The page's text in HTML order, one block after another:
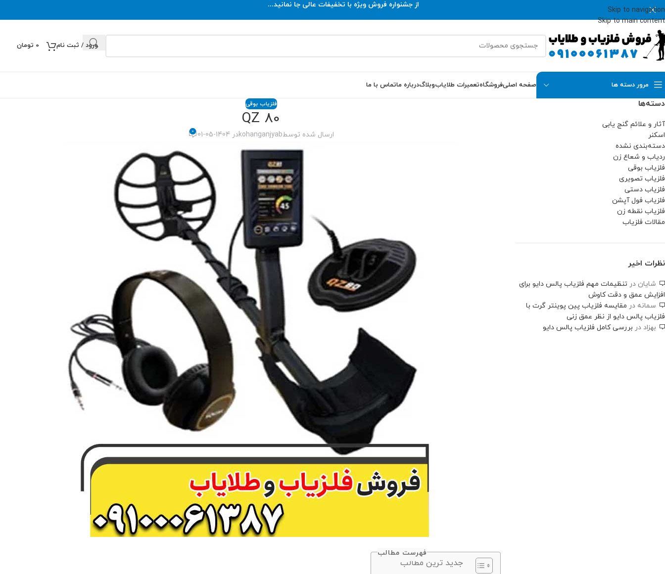
Skip to navigation
Skip to main content
از جشنواره فروش ویژه با تخفیفات عالی جا نمانید...
ورود / ثبت نام 0 تومان
مرور دسته ها صفحه اصلیفروشگاهتعمیرات طلایابوبلاگدرباره ماتماس با ما
دسته‌ها
آثار و علائم گنج یابی
اسکنر
دسته‌بندی نشده
ردیاب و شعاع زن
فلزیاب بوقی
فلزیاب تصویری
فلزیاب دستی
فلزیاب فول آپشن
فلزیاب نقطه زن
مقالات فلزیاب
نظرات اخیر
شایان در تنظیمات مهم فلزیاب پالس دایو برای
افزایش عمق و دقت کاوش
سمانه در مقایسه فلزیاب پین پوینتر گرت با
فلزیاب پالس دایو از نظر عمق زنی
بهزاد در بررسی کامل فلزیاب پالس دایو
فلزیاب بوقی
QZ 80
ارسال شده توسطkohanganjyabدر 1404-05-01 0
فهرست مطالب
جدید ترین مطالب